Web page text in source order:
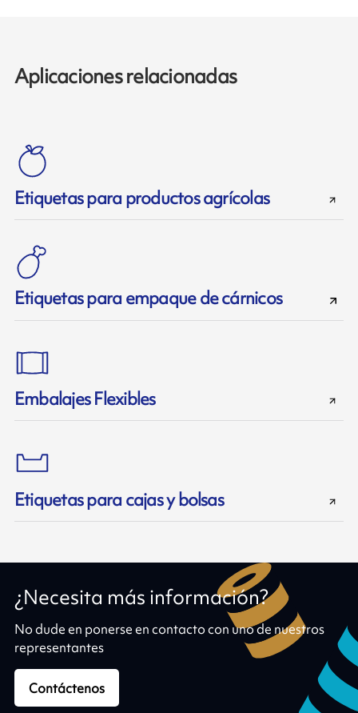
Aplicaciones relacionadas
Etiquetas para productos agrícolas
Etiquetas para empaque de cárnicos
Embalajes Flexibles
Etiquetas para cajas y bolsas
¿Necesita más información?
No dude en ponerse en contacto con uno de nuestros
representantes
Contáctenos